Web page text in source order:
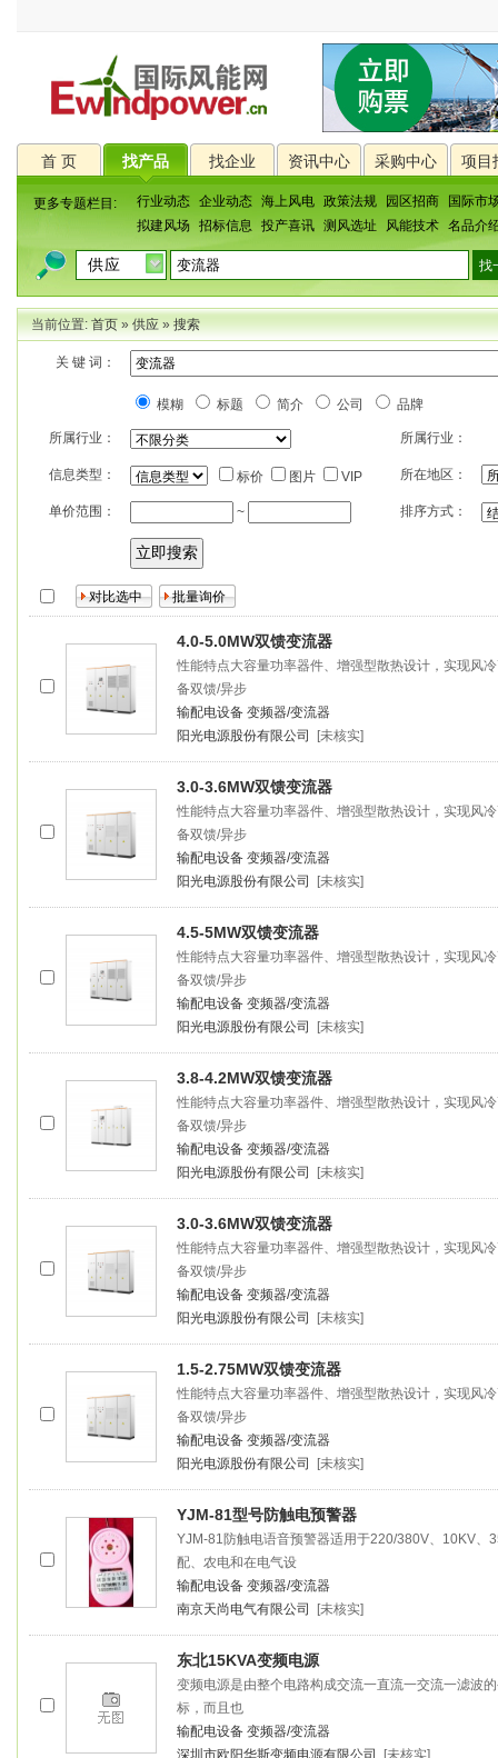
首 页 找产品 找企业 资讯中心 采购中心 项目
更多专题栏目: 行业动态 企业动态 海上风电 政策法规 园区招商
国际市
拟建风场
招标信息 投产喜讯 测风选址 风能技术 名品介
当前位置:首页»供应»搜索
关 键 词：
模糊 标题 简介 公司 品牌
所属行业： 所属行业：
信息类型： 标价 图片 VIP 所在地区：
单价范围： ~ 排序方式：
4.0-5.0MW双馈变流器
性能特点大容量功率器件、增强型散热设计，实现风
备双馈/异步
输配电设备 变频器/变流器
阳光电源股份有限公司
[未核实]
3.0-3.6MW双馈变流器
性能特点大容量功率器件、增强型散热设计，实现风
备双馈/异步
输配电设备 变频器/变流器
阳光电源股份有限公司
[未核实]
4.5-5MW双馈变流器
性能特点大容量功率器件、增强型散热设计，实现风
备双馈/异步
输配电设备 变频器/变流器
阳光电源股份有限公司
[未核实]
3.8-4.2MW双馈变流器
性能特点大容量功率器件、增强型散热设计，实现风
备双馈/异步
输配电设备 变频器/变流器
阳光电源股份有限公司
[未核实]
3.0-3.6MW双馈变流器
性能特点大容量功率器件、增强型散热设计，实现风
备双馈/异步
输配电设备 变频器/变流器
阳光电源股份有限公司
[未核实]
1.5-2.75MW双馈变流器
性能特点大容量功率器件、增强型散热设计，实现风
备双馈/异步
输配电设备 变频器/变流器
阳光电源股份有限公司
[未核实]
YJM-81型号防触电预警器
YJM-81防触电语音预警器适用于220/380V、10KV
配、农电和在电气设
输配电设备 变频器/变流器
南京天尚电气有限公司
[未核实]
东北15KVA变频电源
变频电源是由整个电路构成交流一直流一交流一滤波
标，而且也
输配电设备 变频器/变流器
深圳市欧阳华斯变频电源有限公司
[未核实]